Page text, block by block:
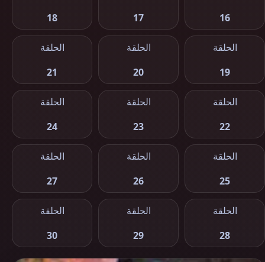
16
17
18
الحلقة
19
الحلقة
20
الحلقة
21
الحلقة
22
الحلقة
23
الحلقة
24
الحلقة
25
الحلقة
26
الحلقة
27
الحلقة
28
الحلقة
29
الحلقة
30